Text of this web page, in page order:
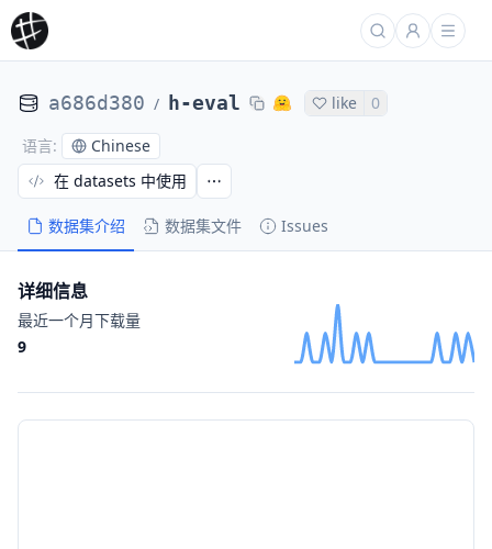
a686d380 / h-eval like 0
语言: Chinese
数据集介绍 数据集文件 Issues
在 datasets 中使用
详细信息
最近一个月下载量
9